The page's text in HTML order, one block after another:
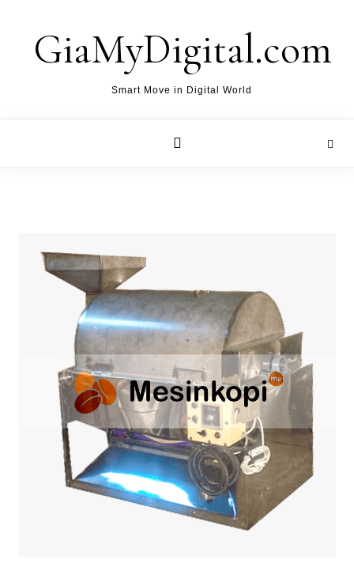
GiaMyDigital.com
Smart Move in Digital World